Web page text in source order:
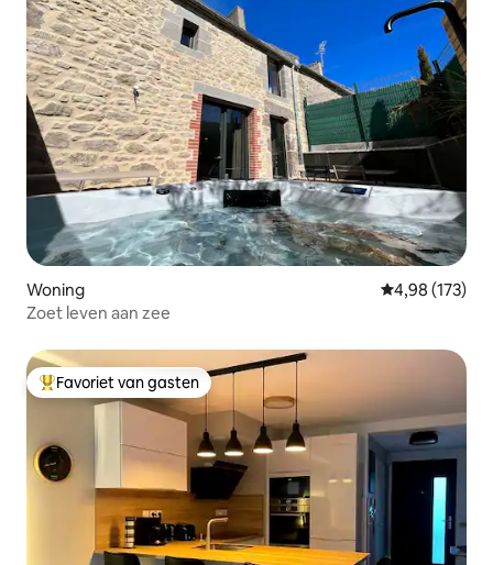
Woning Gemiddelde
4,98 (173)
Zoet leven aan zee
Topfavoriet van gasten
Favoriet van gasten